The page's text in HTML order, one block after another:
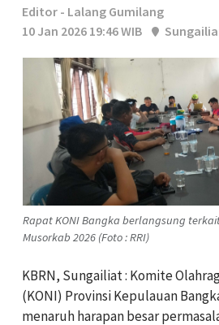
Editor - Lalang Gumilang
10 Jan 2026 19:46 WIB
Rapat KONI Bangka berlangsung
Musorkab 2026 (Foto : RRI)
KBRN, Sungailiat : Komite
(KONI) Provinsi Kepulauan
menaruh harapan besar